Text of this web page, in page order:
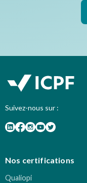
Suivez-nous sur :
Nos certifications
Qualiopi